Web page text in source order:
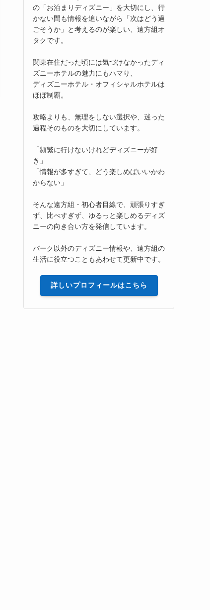
の「お泊まりディズニー」を大切にし、行
かない間も情報を追いながら「次はどう過
ごそうか」と考えるのが楽しい、遠方組オ
タクです。
関東在住だった頃には気づけなかったディ
ズニーホテルの魅力にもハマり、
ディズニーホテル・オフィシャルホテルは
ほぼ制覇。
攻略よりも、無理をしない選択や、迷った
過程そのものを大切にしています。
「頻繁に行けないけれどディズニーが好
き」
「情報が多すぎて、どう楽しめばいいかわ
からない」
そんな遠方組・初心者目線で、頑張りすぎ
ず、比べすぎず、ゆるっと楽しめるディズ
ニーの向き合い方を発信しています。
パーク以外のディズニー情報や、遠方組の
生活に役立つこともあわせて更新中です。
詳しいプロフィールはこちら